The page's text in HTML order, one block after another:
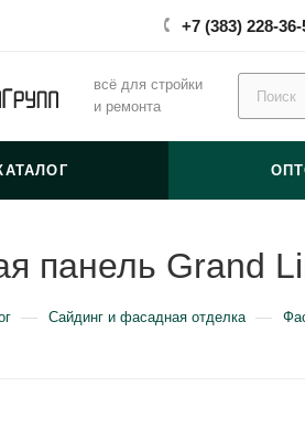
+7 (383) 228-36-
всё для стройки
и ремонта
панель Grand
— Сайдинг и фасадная отделка —